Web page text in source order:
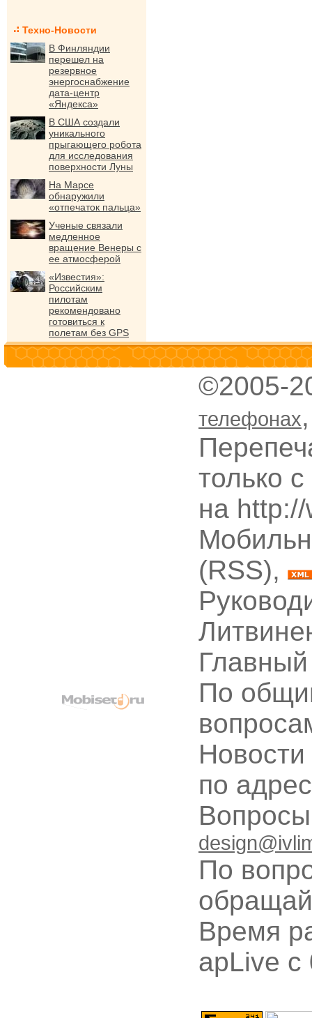
Техно-Новости
В Финляндии
перешел на
резервное
энергоснабжение
дата-центр
«Яндекса»
В США создали
уникального
прыгающего робота
для исследования
поверхности Луны
На Марсе
обнаружили
«отпечаток пальца»
Ученые связали
медленное
вращение Венеры с
ее атмосферой
«Известия»:
Российским
пилотам
рекомендовано
готовиться к
полетам без GPS
©2005-
телефонах
только
на
(RSS),
По
по
По
Время
apLive c